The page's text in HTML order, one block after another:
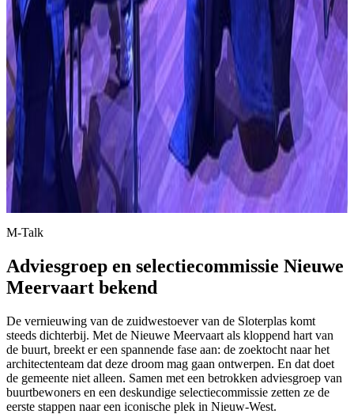
M-Talk
Adviesgroep en selectiecommissie Nieuwe
Meervaart bekend
De vernieuwing van de zuidwestoever van de Sloterplas komt
steeds dichterbij. Met de Nieuwe Meervaart als kloppend hart van
de buurt, breekt er een spannende fase aan: de zoektocht naar het
architectenteam dat deze droom mag gaan ontwerpen. En dat doet
de gemeente niet alleen. Samen met een betrokken adviesgroep van
buurtbewoners en een deskundige selectiecommissie zetten ze de
eerste stappen naar een iconische plek in Nieuw-West.